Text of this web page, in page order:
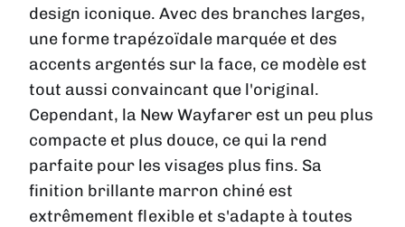
design iconique. Avec des branches larges,
une forme trapézoïdale marquée et des
accents argentés sur la face, ce modèle est
tout aussi convaincant que l'original.
Cependant, la New Wayfarer est un peu plus
compacte et plus douce, ce qui la rend
parfaite pour les visages plus fins. Sa
finition brillante marron chiné est
extrêmement flexible et s'adapte à toutes